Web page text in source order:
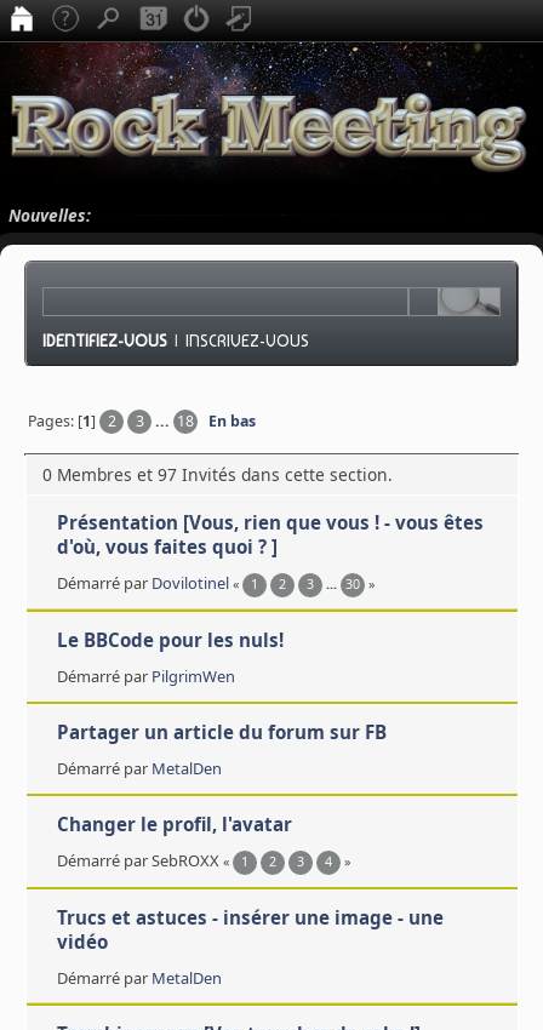
Nouvelles:
IDENTIFIEZ-VOUS |INSCRIVEZ-VOUS
Pages: [1] 2 3 ... 18 En bas
0 Membres et 97 Invités dans cette section.
Présentation [Vous, rien que vous ! - vous êtes
d'où, vous faites quoi ? ]
Démarré par Dovilotinel « 1 2 3 ... 30 »
Le BBCode pour les nuls!
Démarré par PilgrimWen
Partager un article du forum sur FB
Démarré par MetalDen
Changer le profil, l'avatar
Démarré par SebROXX « 1 2 3 4 »
Trucs et astuces - insérer une image - une
vidéo
Démarré par MetalDen